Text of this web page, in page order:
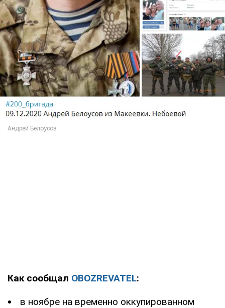
Как сообщал OBOZREVATEL:
в ноябре на временно оккупированном